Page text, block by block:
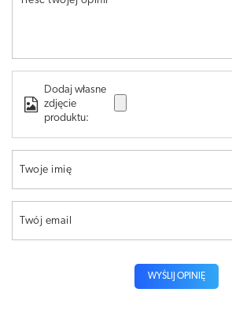
Dodaj własne
zdjęcie
produktu:
Twoje imię
Twój email
WYŚLIJ OPINIĘ